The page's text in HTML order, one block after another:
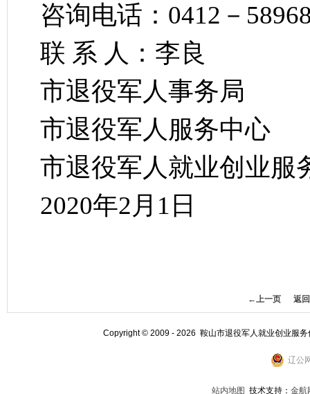
咨询电话：0412－
联 系 人：李良
市退役军人事务局
市退役军人服务中心
市退役军人就业创业服
2020年2月1日
←上一页 返
Copyright © 2009 - 2026 鞍山市退役军人就业创业服
辽公
站内地图 技术支持： 金航